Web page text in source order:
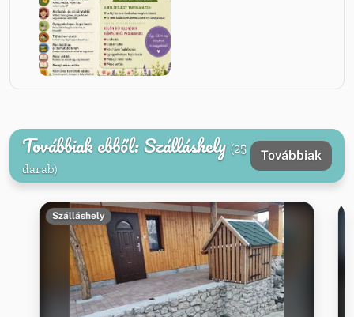
Továbbiak ebből: Szálláshely (25
darab)
Továbbiak
Szálláshely